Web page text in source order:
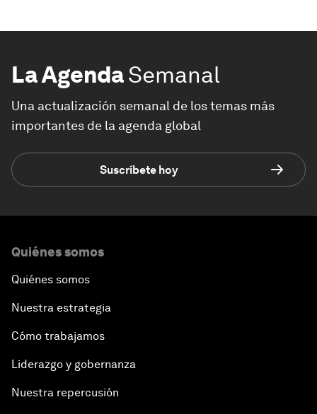
La AgendaSemanal
Una actualización semanal de los temas más
importantes de la agenda global
Suscríbete hoy
Quiénes somos
Quiénes somos
Nuestra estrategia
Cómo trabajamos
Liderazgo y gobernanza
Nuestra repercusión